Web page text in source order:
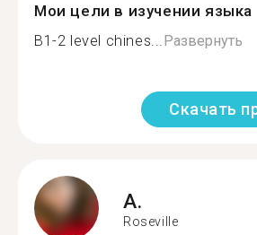
Мои цели в изучении языка
B1-2 level chines... Развернуть
Скачать
A.
Roseville